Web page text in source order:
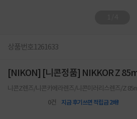
상품번호1261633
[NIKON] [니콘정품] NIKKOR Z
니콘Z렌즈/니콘카메라렌즈/니콘미러리스렌즈/Z
0건 지금 후기쓰면 적립금 2배!